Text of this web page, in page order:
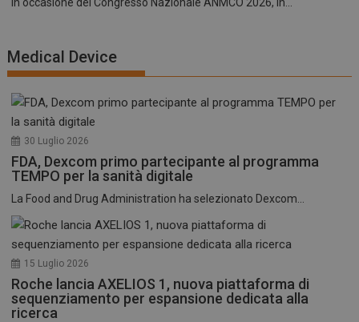
Medical Device
30 Luglio 2026
FDA, Dexcom primo partecipante al programma
TEMPO per la sanità digitale
La Food and Drug Administration ha selezionato Dexcom...
15 Luglio 2026
Roche lancia AXELIOS 1, nuova piattaforma di
sequenziamento per espansione dedicata alla
ricerca